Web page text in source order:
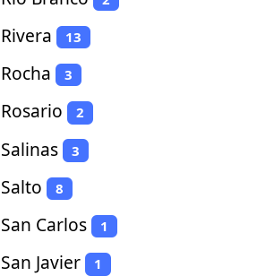
Rivera 13
Rocha 3
Rosario 2
Salinas 3
Salto 8
San Carlos 1
San Javier 1